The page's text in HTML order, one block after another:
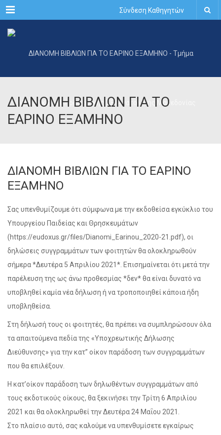
Menu Σύνδεση Καθηγητών
ΔΙΑΝΟΜΗ ΒΙΒΛΙΩΝ ΓΙΑ ΤΟ
ΕΑΡΙΝΟ ΕΞΑΜΗΝΟ
ΔΙΑΝΟΜΗ ΒΙΒΛΙΩΝ ΓΙΑ ΤΟ ΕΑΡΙΝΟ
ΕΞΑΜΗΝΟ
Σας υπενθυμίζουμε ότι σύμφωνα με την εκδοθείσα εγκύκλιο του
Υπουργείου Παιδείας και Θρησκευμάτων
(https://eudoxus.gr/files/Dianomi_Earinou_2020-21.pdf), οι
δηλώσεις συγγραμμάτων των φοιτητών θα ολοκληρωθούν
σήμερα *Δευτέρα 5 Απριλίου 2021*. Επισημαίνεται ότι μετά την
παρέλευση της ως άνω προθεσμίας *δεν* θα είναι δυνατό να
υποβληθεί καμία νέα δήλωση ή να τροποποιηθεί κάποια ήδη
υποβληθείσα.
Στη δήλωσή τους οι φοιτητές, θα πρέπει να συμπληρώσουν όλα
τα απαιτούμενα πεδία της «Υποχρεωτικής Δήλωσης
Διεύθυνσης» για την κατ” οίκον παράδοση των συγγραμμάτων
που θα επιλέξουν.
Η κατ’οίκον παράδοση των δηλωθέντων συγγραμμάτων από
τους εκδοτικούς οίκους, θα ξεκινήσει την Τρίτη 6 Απριλίου
2021 και θα ολοκληρωθεί την Δευτέρα 24 Μαΐου 2021.
Στο πλαίσιο αυτό, σας καλούμε να υπενθυμίσετε εγκαίρως